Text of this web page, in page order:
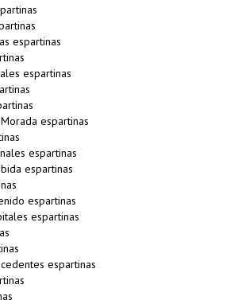
espartinas
espartinas
espartinas
espartinas
espartinas
espartinas
espartinas
espartinas